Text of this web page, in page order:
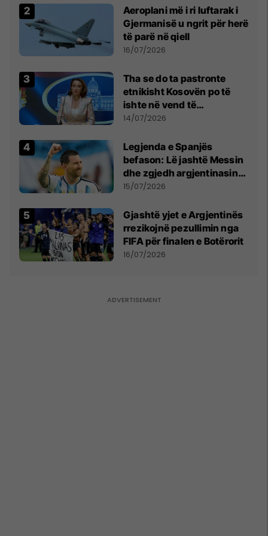
Aeroplani më i ri luftarak i
Gjermanisë u ngrit për herë
të parë në qiell
16/07/2026
Tha se do ta pastronte
etnikisht Kosovën po të
ishte në vend të
Millosheviqit, Lëvizja e
kërkon shkarkimin e
menjëhershëm të
Snezhana Paunoviq
14/07/2026
Legjenda e Spanjës
befason: Lë jashtë Messin
dhe zgjedh argjentinasin
më të mirë në botë
15/07/2026
Gjashtë yjet e Argjentinës
rrezikojnë pezullimin nga
FIFA për finalen e Botërorit
16/07/2026